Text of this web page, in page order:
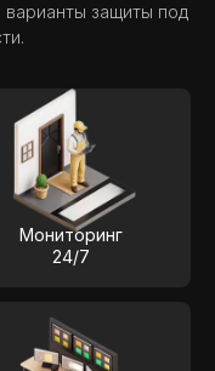
защиты под
Мониторинг
24/7